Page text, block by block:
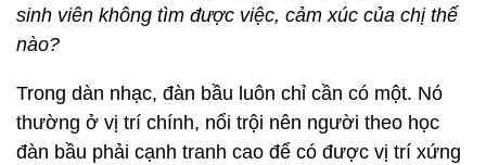
sinh viên không tìm được việc, cảm xúc của chị thế
nào?
Trong dàn nhạc, đàn bầu luôn chỉ cần có một. Nó
thường ở vị trí chính, nổi trội nên người theo học
đàn bầu phải cạnh tranh cao để có được vị trí xứng